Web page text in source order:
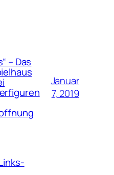
– Das
Januar
7, 2019